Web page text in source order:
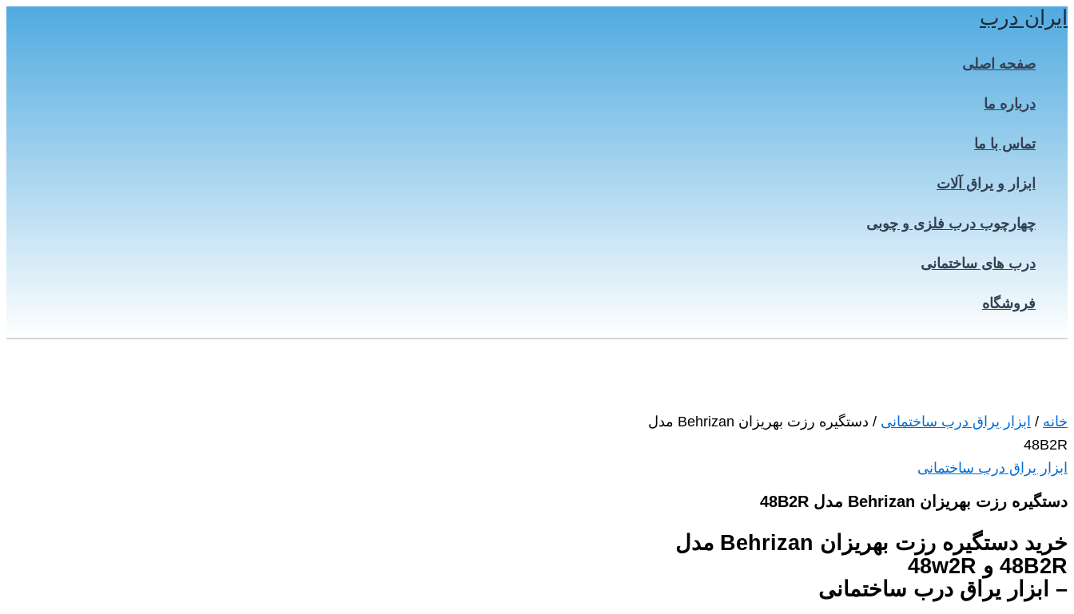
پرش
ایران درب
صفحه اصلی
درباره ما
تماس با ما
ابزار و یراق آلات
چهارچوب درب فلزی و چوبی
درب های ساختمانی
فروشگاه
خانه / ابزار یراق درب ساختمانی
/ دستگیره رزت بهریزان Behrizan مدل
48B2R
ابزار یراق درب ساختمانی
دستگیره رزت بهریزان Behrizan مدل 48B2R
خرید دستگیره رزت بهریزان Behrizan مدل
48B2R و 48w2R
– ابزار یراق درب ساختمانی